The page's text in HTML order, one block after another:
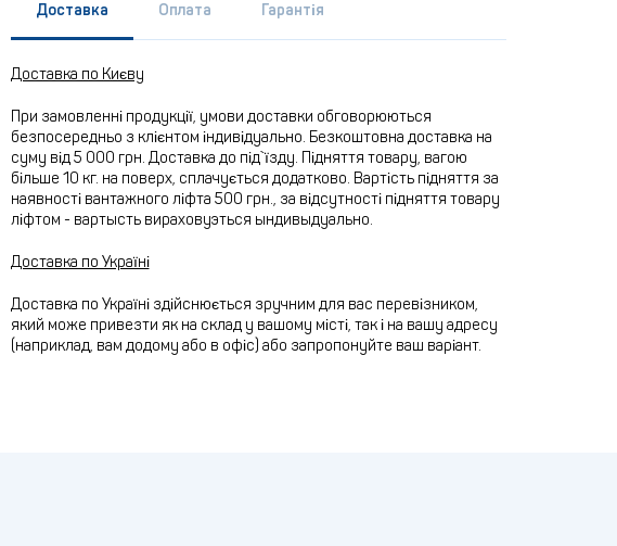
Доставка Оплата Гарантія
Доставка по Києву
При замовленні продукції, умови доставки обговорюються
безпосередньо з клієнтом індивідуально. Безкоштовна доставка на
суму від 5 000 грн. Доставка до під`їзду. Підняття товару, вагою
більше 10 кг. на поверх, сплачується додатково. Вартість підняття за
наявності вантажного ліфта 500 грн., за відсутності підняття товару
ліфтом - вартысть вираховуэться ындивыдуально.
Доставка по Україні
Доставка по Україні здійснюється зручним для вас перевізником,
який може привезти як на склад у вашому місті, так і на вашу адресу
(наприклад, вам додому або в офіс) або запропонуйте ваш варіант.